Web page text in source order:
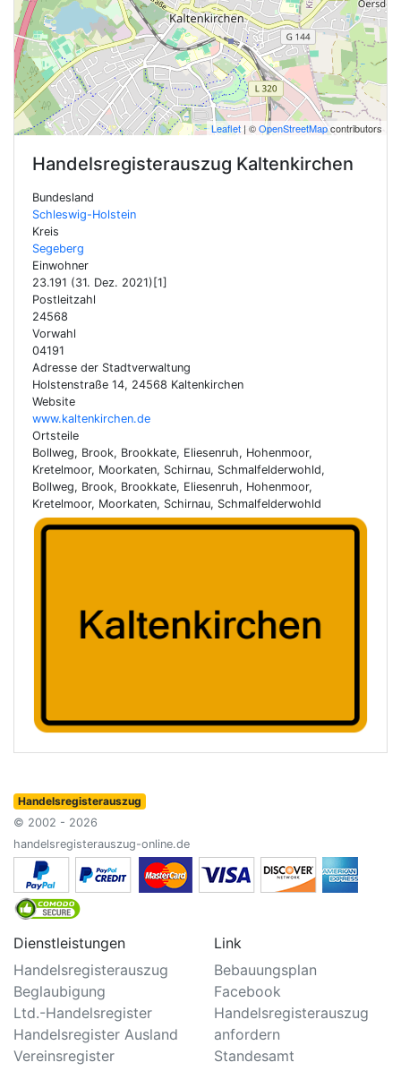
Leaflet | ©OpenStreetMapcontributors
Handelsregisterauszug Kaltenkirchen
Bundesland
Schleswig-Holstein
Kreis
Segeberg
Einwohner
23.191 (31. Dez. 2021)[1]
Postleitzahl
24568
Vorwahl
04191
Adresse der Stadtverwaltung
Holstenstraße 14, 24568 Kaltenkirchen
Website
www.kaltenkirchen.de
Ortsteile
Bollweg, Brook, Brookkate, Eliesenruh, Hohenmoor,
Kretelmoor, Moorkaten, Schirnau, Schmalfelderwohld,
Bollweg, Brook, Brookkate, Eliesenruh, Hohenmoor,
Kretelmoor, Moorkaten, Schirnau, Schmalfelderwohld
Handelsregisterauszug
© 2002 - 2026
handelsregisterauszug-online.de
Dienstleistungen
Handelsregisterauszug
Beglaubigung
Ltd.-Handelsregister
Handelsregister Ausland
Vereinsregister
Link
Bebauungsplan
Facebook
Handelsregisterauszug
anfordern
Standesamt